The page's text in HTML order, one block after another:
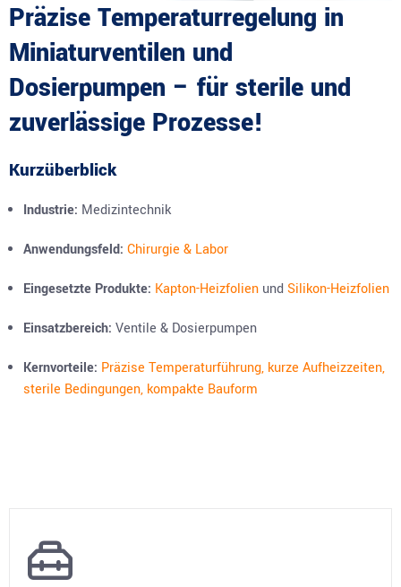
Präzise Temperaturregelung in
Miniaturventilen und
Dosierpumpen – für sterile und
zuverlässige Prozesse!
Kurzüberblick
Industrie: Medizintechnik
Anwendungsfeld: Chirurgie & Labor
Eingesetzte Produkte: Kapton-Heizfolien und Silikon-Heizfolien
Einsatzbereich: Ventile & Dosierpumpen
Kernvorteile: Präzise Temperaturführung, kurze Aufheizzeiten,
sterile Bedingungen, kompakte Bauform